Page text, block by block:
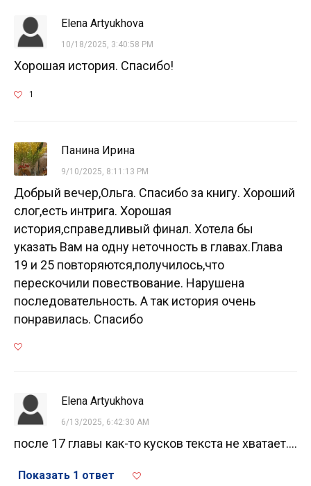
Elena Artyukhova
10/18/2025, 3:40:58 PM
Хорошая история. Спасибо!
1
Панина Ирина
9/10/2025, 8:11:13 PM
Добрый вечер,Ольга. Спасибо за книгу. Хороший
слог,есть интрига. Хорошая
история,справедливый финал. Хотела бы
указать Вам на одну неточность в главах.Глава
19 и 25 повторяются,получилось,что
перескочили повествование. Нарушена
последовательность. А так история очень
понравилась. Спасибо
Elena Artyukhova
6/13/2025, 6:42:30 AM
после 17 главы как-то кусков текста не хватает....
Показать 1 ответ